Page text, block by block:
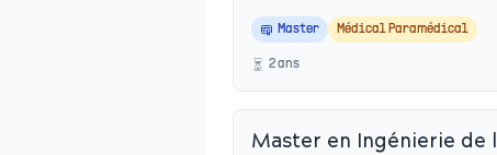
Master Médical Paramédical
2ans
Master en Ingénierie de